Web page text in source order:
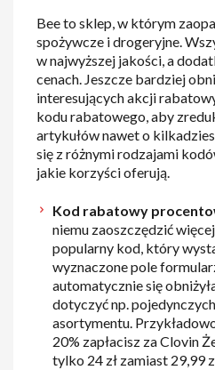
Bee to sklep, w którym
spożywcze i drogeryjne.
w najwyższej jakości, a
cenach. Jeszcze bardziej
interesujących akcji
kodu rabatowego, aby
artykułów nawet o
się z różnymi rodzajami
jakie korzyści oferują.
Kod rabatowy
niemu zaoszczędzić
popularny kod, który
wyznaczone pole
automatycznie się
dotyczyć np.
asortymentu.
20% zapłacisz za Clovin
tylko 24 zł zamiast 29,99